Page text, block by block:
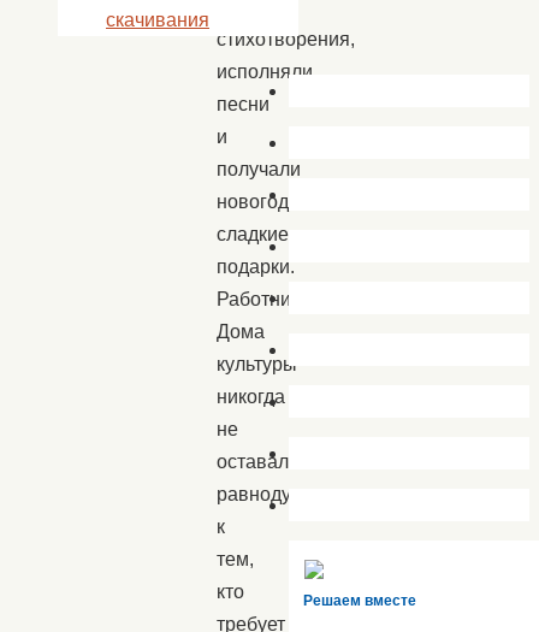
стихотворения,
исполняли
песни
и
получали
новогодние
сладкие
подарки.
Работники
Дома
культуры
никогда
не
оставались
равнодушными
к
тем,
кто
требует
скачивания
Решаем вместе